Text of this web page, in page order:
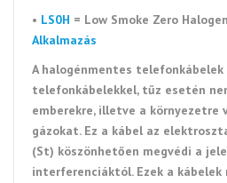
• LS0H = Low Smoke Zero Halogen
Alkalmazás
A halogénmentes telefonkábelek
telefonkábelekkel, tűz esetén
emberekre, illetve a környezetre
gázokat. Ez a kábel az
(St) köszönhetően megvédi a
interferenciáktól. Ezek a kábelek